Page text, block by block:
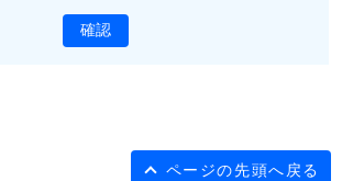
確認
ページの先頭へ戻る